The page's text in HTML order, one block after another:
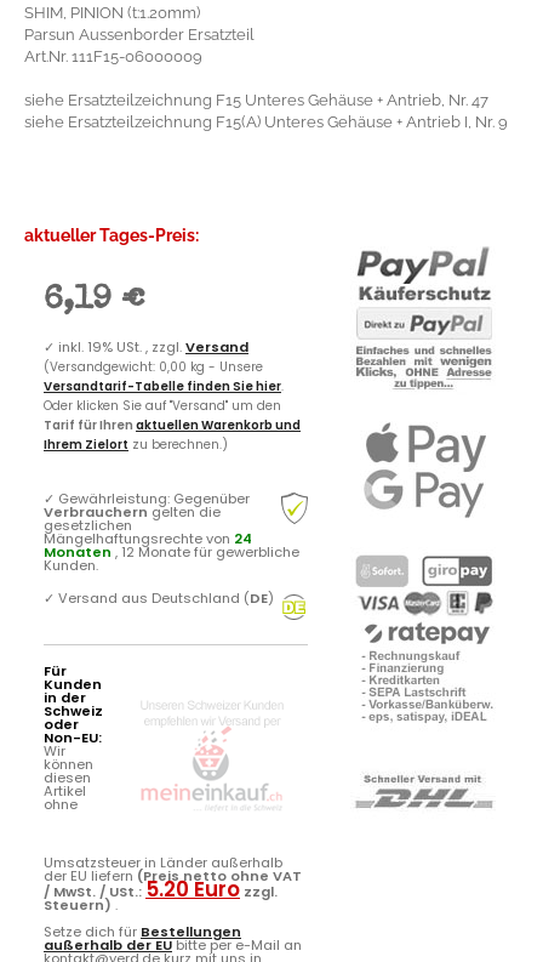
SHIM, PINION (t:1.20mm)
Parsun Aussenborder Ersatzteil
Art.Nr. 111F15-06000009
siehe Ersatzteilzeichnung F15 Unteres Gehäuse + Antrieb, Nr. 47
siehe Ersatzteilzeichnung F15(A) Unteres Gehäuse + Antrieb I, Nr. 9
aktueller Tages-Preis:
6,19 €
✓ inkl. 19% USt. , zzgl.Versand
(Versandgewicht: 0,00 kg - Unsere
Versandtarif-Tabelle finden Sie hier.
Oder klicken Sie auf "Versand" um den
Tarif für Ihren aktuellen Warenkorb und
Ihrem Zielort zu berechnen.)
✓ Gewährleistung: Gegenüber
Verbrauchern gelten die
gesetzlichen
Mängelhaftungsrechte von 24
Monaten , 12 Monate für gewerbliche
Kunden.
✓ Versand aus Deutschland (DE)
Für
Kunden
in der
Schweiz
oder
Non-EU:
Wir
können
diesen
Artikel
ohne
Umsatzsteuer in Länder außerhalb
der EU liefern (Preis netto ohne VAT
/ MwSt. / USt.:5.20 Euro zzgl.
Steuern) .
Setze dich für Bestellungen
außerhalb der EUbitte per e-Mail an
kontakt@yerd.de kurz mit uns in